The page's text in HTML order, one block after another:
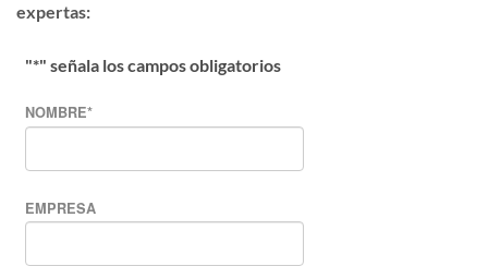
expertas:
"*" señala los campos obligatorios
NOMBRE*
EMPRESA